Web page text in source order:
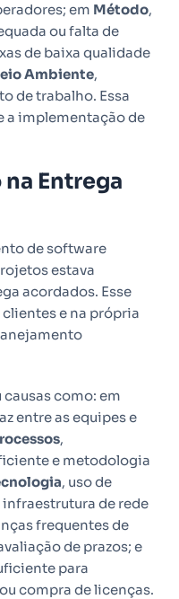
em Método,
ou falta de
de baixa qualidade
Ambiente,
de trabalho. Essa
a implementação de
Entrega
de software
estava
acordados. Esse
e na própria
como: em
entre as equipes e
,
e metodologia
, uso de
de rede
frequentes de
de prazos; e
para
compra de licenças.